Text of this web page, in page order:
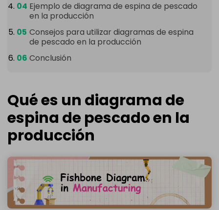
Ejemplo de diagrama de espina de pescado
en la producción
Consejos para utilizar diagramas de espina
de pescado en la producción
Conclusión
Qué es un diagrama de
espina de pescado en la
producción